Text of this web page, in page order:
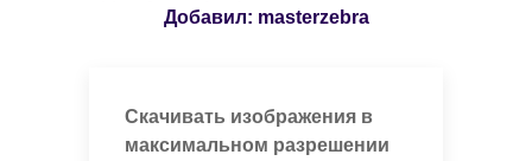
Добавил: masterzebra
Скачивать изображения в
максимальном разрешении